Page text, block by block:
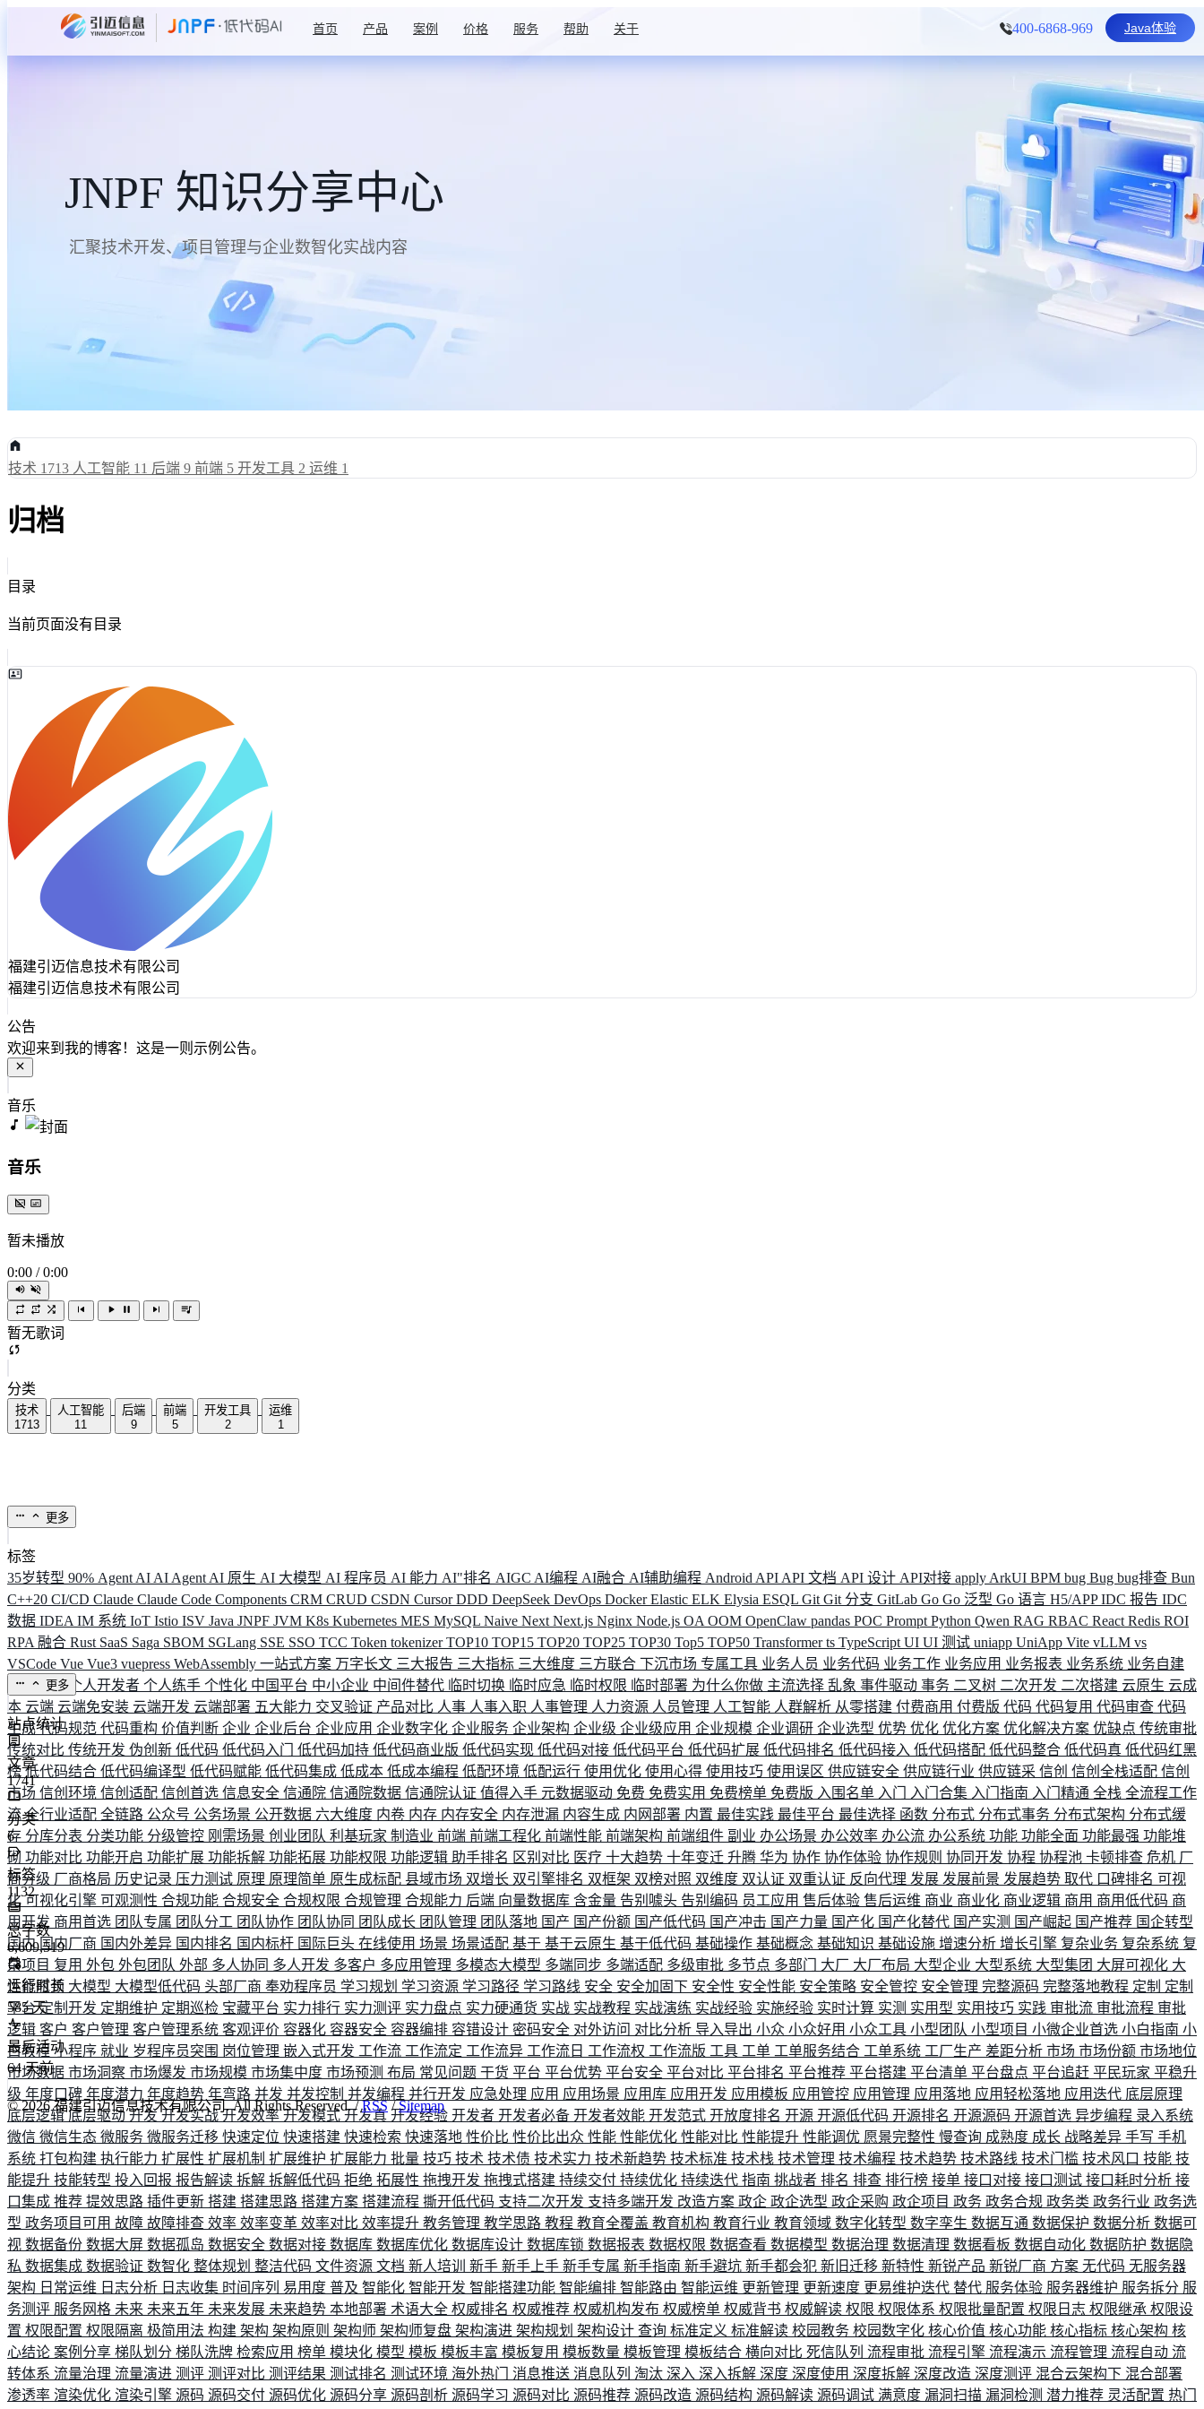
首页 产品 案例 价格 服务 帮助 关于 400-6868-969 Java体验
JNPF 知识分享中心
汇聚技术开发、项目管理与企业数智化实战内容
技术 1713 人工智能 11 后端 9 前端 5 开发工具 2 运维 1
归档
目录
当前页面没有目录
福建引迈信息技术有限公司
福建引迈信息技术有限公司
公告
欢迎来到我的博客！这是一则示例公告。
音乐
音乐
暂未播放
0:00 / 0:00
暂无歌词
分类
技术
1713
人工智能
11
后端
9
前端
5
开发工具
2
运维
1
更多
标签
35岁转型 90% Agent AI AI Agent AI 原生 AI 大模型 AI 程序员 AI 能力 AI"排名 AIGC AI编程 AI融合 AI辅助编程 Android API API 文档 API 设计 API对接 apply ArkUI BPM bug Bug bug排查 Bun
C++20 CI/CD Claude Claude Code Components CRM CRUD CSDN CursorDDD DeepSeek DevOps DockerElastic ELK Elysia ESQL Git Git 分支 GitLab Go Go 泛型 Go 语言 H5/APPIDC 报告 IDC
数据 IDEA IM 系统 IoT Istio ISV Java JNPF JVM K8s Kubernetes MES MySQL Naive Next Next.js Nginx Node.js OA OOM OpenClaw pandas POC Prompt Python Qwen RAG RBAC React Redis ROI
RPA 融合 Rust SaaS Saga SBOM SGLang SSE SSO TCC Token tokenizerTOP10 TOP15 TOP20 TOP25 TOP30 Top5 TOP50 Transformerts TypeScript UI UI 测试 uniapp UniApp Vite vLLM vs
VSCode Vue Vue3 vuepress WebAssembly 一站式方案 万字长文 三大报告 三大指标 三大维度 三方联合 下沉市场 专属工具 业务人员 业务代码 业务工作 业务应用 业务报表 业务系统 业务自建
业务连续个人开发者 个人练手 个性化 中国平台 中小企业 中间件替代 临时切换 临时应急 临时权限 临时部署 为什么你做 主流选择 乱象 事件驱动 事务 二叉树 二次开发 二次搭建 云原生 云成
本 云端 云端免安装 云端开发 云端部署 五大能力 交叉验证 产品对比 人事 人事入职 人事管理 人力资源 人员管理 人工智能 人群解析 从零搭建 付费商用 付费版 代码 代码复用 代码审查 代码
生成代码规范 代码重构 价值判断 企业 企业后台 企业应用 企业数字化 企业服务 企业架构 企业级 企业级应用 企业规模 企业调研 企业选型 优势 优化 优化方案 优化解决方案 优缺点 传统审批
传统对比 传统开发 伪创新 低代码 低代码入门 低代码加持 低代码商业版 低代码实现 低代码对接 低代码平台 低代码扩展 低代码排名 低代码接入 低代码搭配 低代码整合 低代码真 低代码红黑
榜低代码结合 低代码编译型 低代码赋能 低代码集成 低成本 低成本编程 低配环境 低配运行 使用优化 使用心得 使用技巧 使用误区 供应链安全 供应链行业 供应链采 信创 信创全栈适配 信创
市场 信创环境 信创适配 信创首选 信息安全 信通院 信通院数据 信通院认证 值得入手 元数据驱动 免费 免费实用 免费榜单 免费版 入围名单 入门 入门合集 入门指南 入门精通 全栈 全流程工作
流全行业适配 全链路 公众号 公务场景 公开数据 六大维度 内卷 内存 内存安全 内存泄漏 内容生成 内网部署 内置 最佳实践 最佳平台 最佳选择 函数 分布式 分布式事务 分布式架构 分布式缓
存 分库分表 分类功能 分级管控 刚需场景 创业团队 利基玩家 制造业 前端 前端工程化 前端性能 前端架构 前端组件 副业 办公场景 办公效率 办公流 办公系统 功能 功能全面 功能最强 功能堆
砌 功能对比 功能开启 功能扩展 功能拆解 功能拓展 功能权限 功能逻辑 助手排名 区别对比 医疗 十大趋势 十年变迁 升腾 华为 协作 协作体验 协作规则 协同开发 协程 协程池 卡顿排查 危机 厂
商分级 厂商格局 历史记录 压力测试 原理 原理简单 原生成标配 县域市场 双增长 双引擎排名 双框架 双榜对照 双维度 双认证 双重认证 反向代理 发展 发展前景 发展趋势 取代 口碑排名 可视
化可视化引擎 可观测性 合规功能 合规安全 合规权限 合规管理 合规能力 后端 向量数据库 含金量 告别噱头 告别编码 员工应用 售后体验 售后运维 商业 商业化 商业逻辑 商用 商用低代码 商
用开发 商用首选 团队专属 团队分工 团队协作 团队协同 团队成长 团队管理 团队落地 国产 国产份额 国产低代码 国产冲击 国产力量 国产化 国产化替代 国产实测 国产崛起 国产推荐 国企转型
国内国内厂商 国内外差异 国内排名 国内标杆 国际巨头 在线使用 场景 场景适配 基于 基于云原生 基于低代码 基础操作 基础概念 基础知识 基础设施 增速分析 增长引擎 复杂业务 复杂系统 复
杂项目 复用 外包 外包团队 外部 多人协同 多人开发 多客户 多应用管理 多模态大模型 多端同步 多端适配 多级审批 多节点 多部门 大厂 大厂布局 大型企业 大型系统 大型集团 大屏可视化 大
性能瓶颈 大模型 大模型低代码 头部厂商 奉劝程序员 学习规划 学习资源 学习路径 学习路线 安全 安全加固下 安全性 安全性能 安全策略 安全管控 安全管理 完整源码 完整落地教程 定制 定制
平台定制开发 定期维护 定期巡检 宝藏平台 实力排行 实力测评 实力盘点 实力硬通货 实战 实战教程 实战演练 实战经验 实施经验 实时计算 实测 实用型 实用技巧 实践 审批流 审批流程 审批
逻辑 客户 客户管理 客户管理系统 客观评价 容器化 容器安全 容器编排 容错设计 密码安全 对外访问 对比分析 导入导出 小众 小众好用 小众工具 小型团队 小型项目 小微企业首选 小白指南 小
白教程小程序 就业 岁程序员突围 岗位管理 嵌入式开发 工作流 工作流定 工作流异 工作流日 工作流权 工作流版 工具 工单 工单服务结合 工单系统 工厂生产 差距分析 市场 市场份额 市场地位
市场数据 市场洞察 市场爆发 市场规模 市场集中度 市场预测 布局 常见问题 干货 平台 平台优势 平台安全 平台对比 平台排名 平台推荐 平台搭建 平台清单 平台盘点 平台追赶 平民玩家 平稳升
级 年度口碑 年度潜力 年度趋势 年弯路 并发 并发控制 并发编程 并行开发 应急处理 应用 应用场景 应用库 应用开发 应用模板 应用管控 应用管理 应用落地 应用轻松落地 应用迭代 底层原理
底层逻辑底层驱动开发开发实战开发效率开发模式开发真开发经验 开发者 开发者必备 开发者效能 开发范式 开放度排名 开源 开源低代码 开源排名 开源源码 开源首选 异步编程 录入系统
微信 微信生态 微服务 微服务迁移 快速定位 快速搭建 快速检索 快速落地 性价比 性价比出众 性能 性能优化 性能对比 性能提升 性能调优 愿景完整性 慢查询 成熟度 成长 战略差异 手写 手机
系统 打包构建 执行能力 扩展性 扩展机制 扩展维护 扩展能力 批量 技巧 技术 技术债 技术实力 技术新趋势 技术标准 技术栈 技术管理 技术编程 技术趋势 技术路线 技术门槛 技术风口 技能 技
能提升 技能转型 投入回报 报告解读 拆解 拆解低代码 拒绝 拓展性 拖拽开发 拖拽式搭建 持续交付 持续优化 持续迭代 指南 挑战者 排名 排查 排行榜 接单 接口对接 接口测试 接口耗时分析 接
口集成 推荐 提效思路 插件更新 搭建 搭建思路 搭建方案 搭建流程 撕开低代码 支持二次开发 支持多端开发 改造方案 政企 政企选型 政企采购 政企项目 政务 政务合规 政务类 政务行业 政务选
型 政务项目可用 故障 故障排查 效率 效率变革 效率对比 效率提升 教务管理 教学思路 教程 教育全覆盖 教育机构 教育行业 教育领域 数字化转型 数字孪生 数据互通 数据保护 数据分析 数据可
视 数据备份 数据大屏 数据孤岛 数据安全 数据对接 数据库 数据库优化 数据库设计 数据库锁 数据报表 数据权限 数据查看 数据模型 数据治理 数据清理 数据看板 数据自动化 数据防护 数据隐
私 数据集成 数据验证 数智化 整体规划 整洁代码 文件资源 文档 新人培训 新手 新手上手 新手专属 新手指南 新手避坑 新手都会犯 新旧迁移 新特性 新锐产品 新锐厂商 方案 无代码 无服务器
架构 日常运维 日志分析 日志收集 时间序列 易用度 普及 智能化 智能开发 智能搭建功能 智能编排 智能路由 智能运维 更新管理 更新速度 更易维护迭代 替代 服务体验 服务器维护 服务拆分 服
务测评 服务网格 未来 未来五年 未来发展 未来趋势 本地部署 术语大全 权威排名 权威推荐 权威机构发布 权威榜单 权威背书 权威解读 权限 权限体系 权限批量配置 权限日志 权限继承 权限设
置 权限配置 权限隔离 极简用法 构建 架构 架构原则 架构师 架构师复盘 架构演进 架构规划 架构设计 查询 标准定义 标准解读 校园教务 校园数字化 核心价值 核心功能 核心指标 核心架构 核
心结论 案例分享 梯队划分 梯队洗牌 检索应用 榜单 模块化 模型 模板 模板丰富 模板复用 模板数量 模板管理 模板结合 横向对比 死信队列 流程审批 流程引擎 流程演示 流程管理 流程自动 流
转体系 流量治理 流量演进 测评 测评对比 测评结果 测试排名 测试环境 海外热门 消息推送 消息队列 淘汰 深入 深入拆解 深度 深度使用 深度拆解 深度改造 深度测评 混合云架构下 混合部署
渗透率 渲染优化 渲染引擎 源码 源码交付 源码优化 源码分享 源码剖析 源码学习 源码对比 源码推荐 源码改造 源码结构 源码解读 源码调试 满意度 漏洞扫描 漏洞检测 潜力推荐 灵活配置 热门
更多
站点统计
文章
1741
分类
6
标签
1132
总字数
6,609,519
运行时长
585 天
最后活动
64 天前
©2026福建引迈信息技术有限公司. All Rights Reserved. /RSS/Sitemap